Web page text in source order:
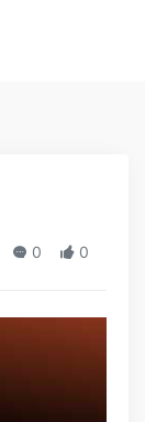
0 0